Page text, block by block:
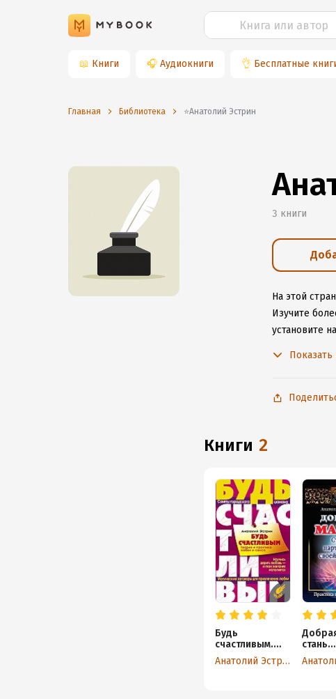
📖 Книги 🎧 Аудиокниги 👌 Бесплатные
Главная Библиотека ⭐️Анатолий Эстрин
3 книги
На этой
Изучите
установите
книги 2
Будь
счастливым.
Теория и
практика
Анатолий Эстрин
стань
своей